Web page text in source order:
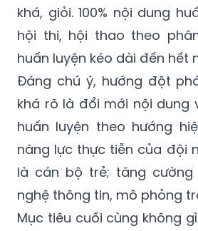
khá, giỏi. 100% nội dung
hội thi, hội thao theo
huấn luyện kéo dài đến hết
Đáng chú ý, hướng đột
khá rõ là đổi mới nội dung
huấn luyện theo hướng
năng lực thực tiễn của đội
là cán bộ trẻ; tăng cường
nghệ thông tin, mô phỏng
Mục tiêu cuối cùng không